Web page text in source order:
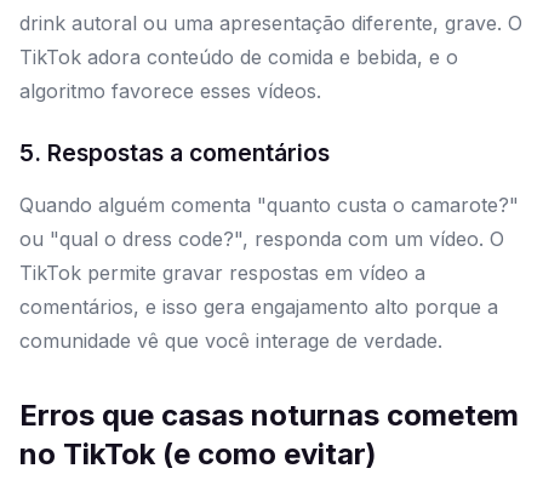
drink autoral ou uma apresentação diferente, grave. O
TikTok adora conteúdo de comida e bebida, e o
algoritmo favorece esses vídeos.
5. Respostas a comentários
Quando alguém comenta "quanto custa o camarote?"
ou "qual o dress code?", responda com um vídeo. O
TikTok permite gravar respostas em vídeo a
comentários, e isso gera engajamento alto porque a
comunidade vê que você interage de verdade.
Erros que casas noturnas cometem
no TikTok (e como evitar)